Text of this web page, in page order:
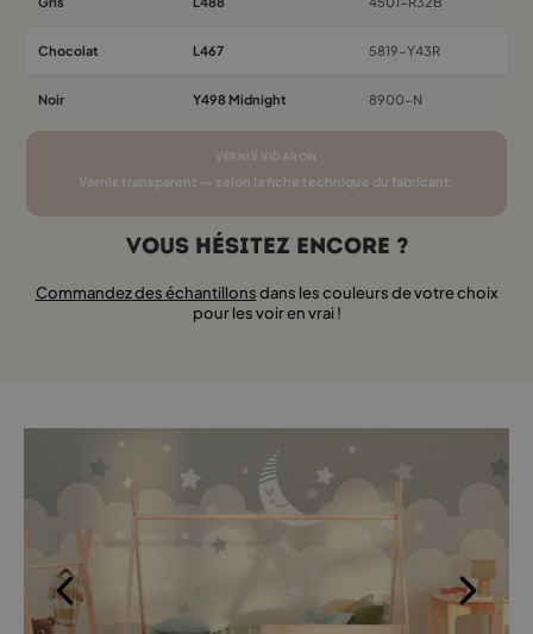
Chocolat L467 5819-Y43R
Noir Y498 Midnight 8900-N
VERNIS VIDARON
Vernis transparent — selon la fiche technique du fabricant.
Vous hésitez encore ?
Commandez des échantillonsdans les couleurs de votre choix
pour les voir en vrai !